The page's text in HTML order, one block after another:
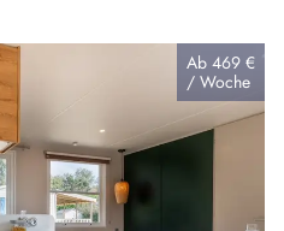
Ab 469 €
/ Woche